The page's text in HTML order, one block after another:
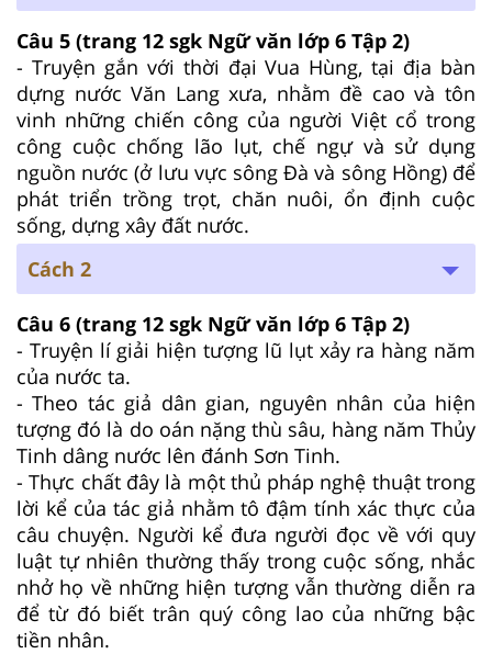
Câu 5 (trang 12 sgk Ngữ văn lớp 6 Tập 2)
- Truyện gắn với thời đại Vua Hùng, tại địa bàn
dựng nước Văn Lang xưa, nhằm đề cao và tôn
vinh những chiến công của người Việt cổ trong
công cuộc chống lão lụt, chế ngự và sử dụng
nguồn nước (ở lưu vực sông Đà và sông Hồng) để
phát triển trồng trọt, chăn nuôi, ổn định cuộc
sống, dựng xây đất nước.
Cách 2
Câu 6 (trang 12 sgk Ngữ văn lớp 6 Tập 2)
- Truyện lí giải hiện tượng lũ lụt xảy ra hàng năm
của nước ta.
- Theo tác giả dân gian, nguyên nhân của hiện
tượng đó là do oán nặng thù sâu, hàng năm Thủy
Tinh dâng nước lên đánh Sơn Tinh.
- Thực chất đây là một thủ pháp nghệ thuật trong
lời kể của tác giả nhằm tô đậm tính xác thực của
câu chuyện. Người kể đưa người đọc về với quy
luật tự nhiên thường thấy trong cuộc sống, nhắc
nhở họ về những hiện tượng vẫn thường diễn ra
để từ đó biết trân quý công lao của những bậc
tiền nhân.